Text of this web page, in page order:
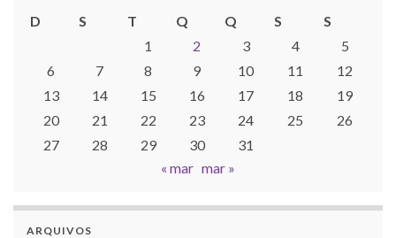
D
S T Q Q S
S
1
2 3 4
5
6
7 8 9 10 11
12
13
14 15 16 17 18
19
20
21 22 23 24 25
26
27
28 29 30
31
« mar mar »
ARQUIVOS